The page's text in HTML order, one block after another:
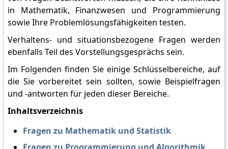
in Mathematik, Finanzwesen und Programmierung
sowie Ihre Problemlösungsfähigkeiten testen.
Verhaltens- und situationsbezogene Fragen werden
ebenfalls Teil des Vorstellungsgesprächs sein.
Im Folgenden finden Sie einige Schlüsselbereiche, auf
die Sie vorbereitet sein sollten, sowie Beispielfragen
und -antworten für jeden dieser Bereiche.
Inhaltsverzeichnis
Fragen zu Mathematik und Statistik